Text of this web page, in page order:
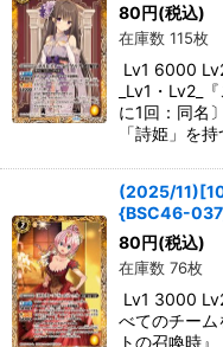
80 円(税込)
在庫数 115枚
Lv1 6000
_Lv1・Lv2_
に1回：同名
「詩姫」を
(2025/
{BSC46-
80 円(税込)
在庫数 76枚
Lv1 3000
べてのチーム
トの召喚時